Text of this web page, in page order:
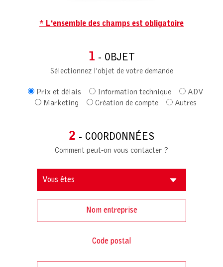
* L'ensemble des champs est obligatoire
1 - OBJET
Sélectionnez l'objet de votre demande
Prix et délais Information technique
ADV
Marketing
Création de compte Autres
2 - COORDONNÉES
Comment peut-on vous contacter ?